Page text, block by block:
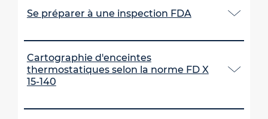
Se préparer à une inspection FDA
Cartographie d'enceintes
thermostatiques selon la norme FD X
15-140